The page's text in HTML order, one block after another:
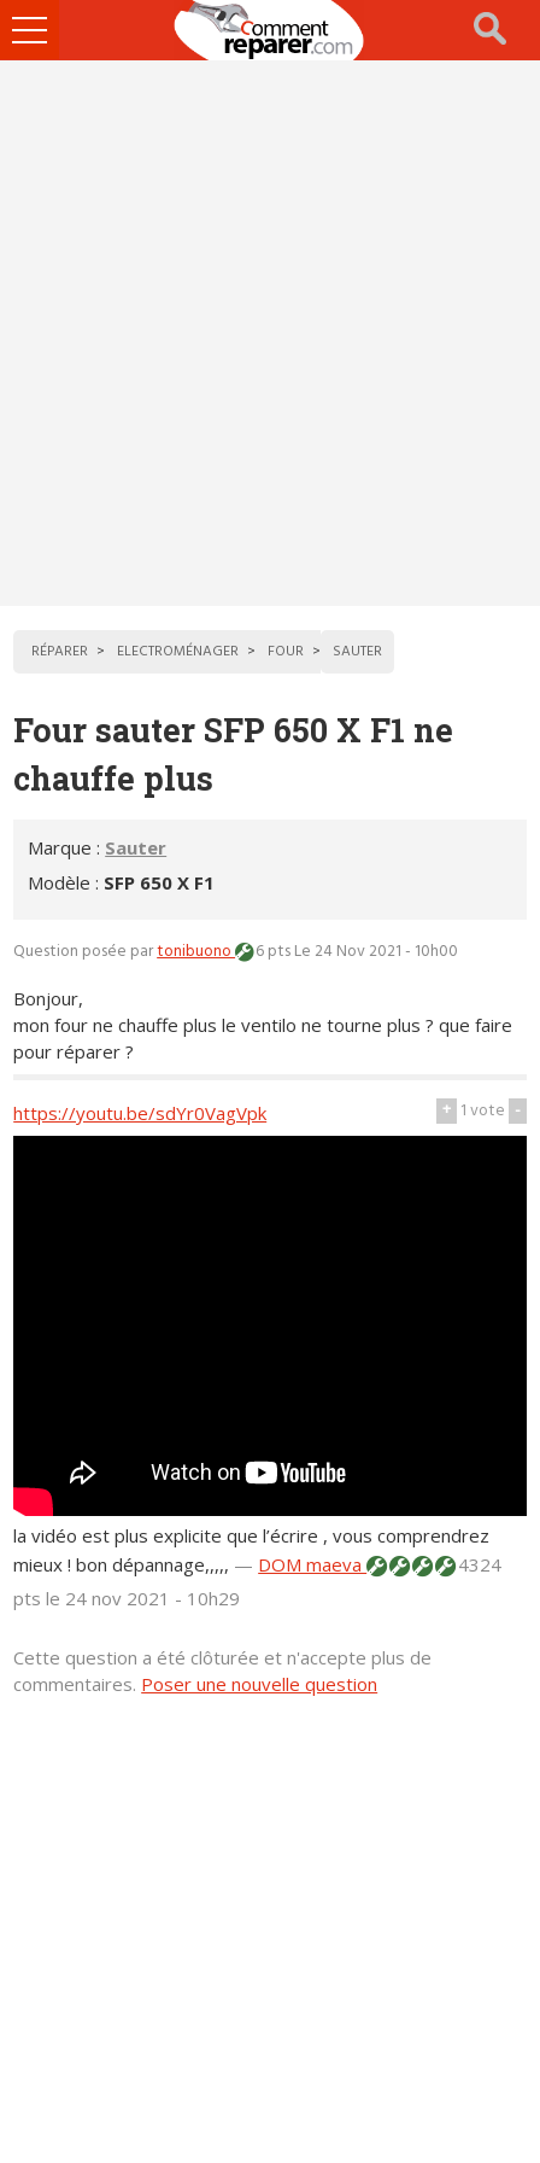
Ouvrir
le
RÉPARER ELECTROMÉNAGER FOUR SAUTER
Four sauter SFP 650 X F1 ne
chauffe plus
Marque : Sauter
Modèle : SFP 650 X F1
Question posée partonibuono 6 ptsLe 24 Nov 2021 - 10h00
Bonjour,
mon four ne chauffe plus le ventilo ne tourne plus ? que faire
pour réparer ?
+ 1vote -
https://youtu.be/sdYr0VagVpk
la vidéo est plus explicite que l’écrire , vous comprendrez
mieux ! bon dépannage,,,,, — DOM maeva
4324
ptsle 24 nov 2021 - 10h29
Cette question a été clôturée et n'accepte plus de
commentaires. Poser une nouvelle question